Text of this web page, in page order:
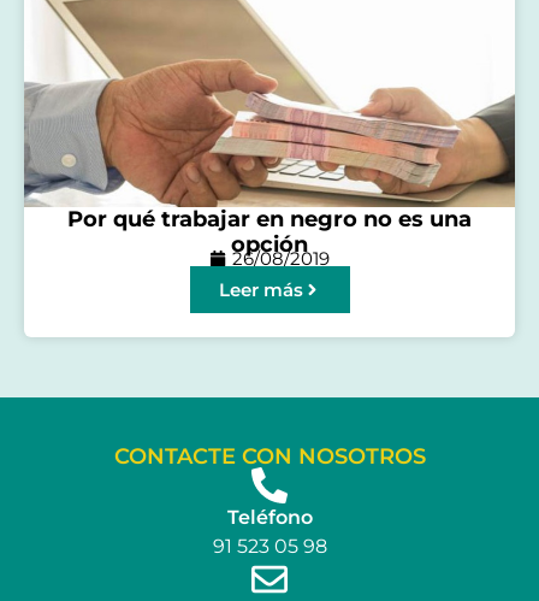
Por qué trabajar en negro no es una
opción
26/08/2019
Leer más
CONTACTE CON NOSOTROS
Teléfono
91 523 05 98